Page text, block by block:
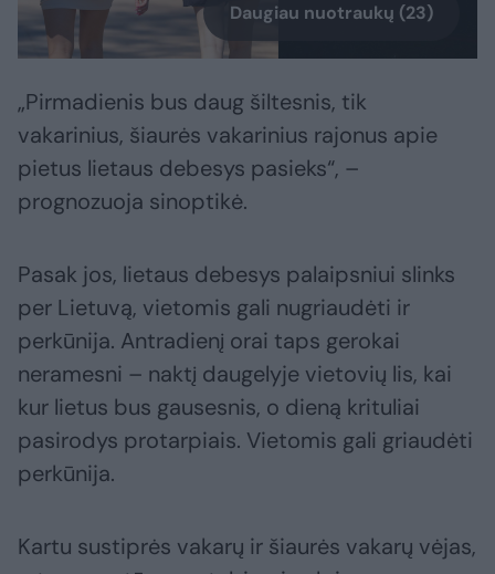
Daugiau nuotraukų (23)
„Pirmadienis bus daug šiltesnis, tik
vakarinius, šiaurės vakarinius rajonus apie
pietus lietaus debesys pasieks“, –
prognozuoja sinoptikė.
Pasak jos, lietaus debesys palaipsniui slinks
per Lietuvą, vietomis gali nugriaudėti ir
perkūnija. Antradienį orai taps gerokai
neramesni – naktį daugelyje vietovių lis, kai
kur lietus bus gausesnis, o dieną krituliai
pasirodys protarpiais. Vietomis gali griaudėti
perkūnija.
Kartu sustiprės vakarų ir šiaurės vakarų vėjas,